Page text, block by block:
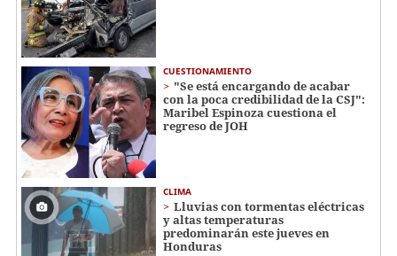
CUESTIONAMIENTO
"Se está encargando de acabar
con la poca credibilidad de la CSJ":
Maribel Espinoza cuestiona el
regreso de JOH
CLIMA
Lluvias con tormentas eléctricas
y altas temperaturas
predominarán este jueves en
Honduras